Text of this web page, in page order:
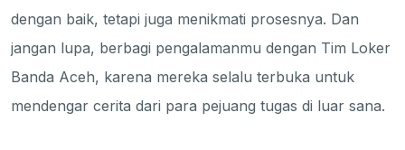
dengan baik, tetapi juga menikmati prosesnya. Dan
jangan lupa, berbagi pengalamanmu dengan Tim Loker
Banda Aceh, karena mereka selalu terbuka untuk
mendengar cerita dari para pejuang tugas di luar sana.